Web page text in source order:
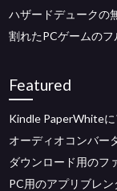
ハザードデュークの
割れたPCゲームの
Featured
Kindle PaperWhite
オーディオコンバー
ダウンロード用のフ
PC用のアプリブレ